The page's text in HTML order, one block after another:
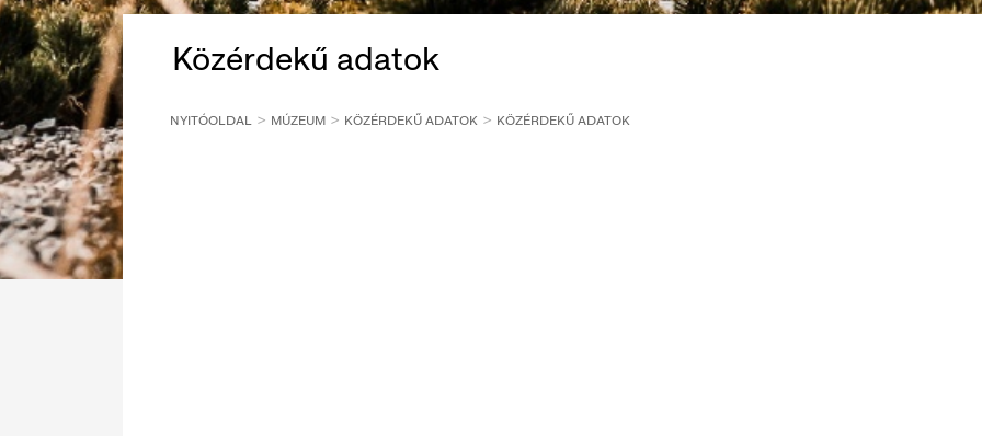
Közérdekű adatok
NYITÓOLDAL MÚZEUM KÖZÉRDEKŰ ADATOK KÖZÉRDEKŰ ADATOK